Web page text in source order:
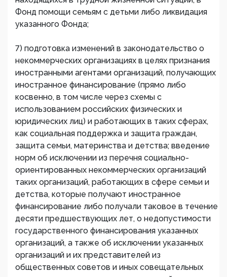
Фонд помощи семьям с детьми либо ликвидация
указанного Фонда;
7) подготовка изменений в законодательство о
некоммерческих организациях в целях признания
иностранными агентами организаций, получающих
иностранное финансирование (прямо либо
косвенно, в том числе через схемы с
использованием российских физических и
юридических лиц) и работающих в таких сферах,
как социальная поддержка и защита граждан,
защита семьи, материнства и детства; введение
норм об исключении из перечня социально-
ориентированных некоммерческих организаций
таких организаций, работающих в сфере семьи и
детства, которые получают иностранное
финансирование либо получали таковое в течение
десяти предшествующих лет, о недопустимости
государственного финансирования указанных
организаций, а также об исключении указанных
организаций и их представителей из
общественных советов и иных совещательных